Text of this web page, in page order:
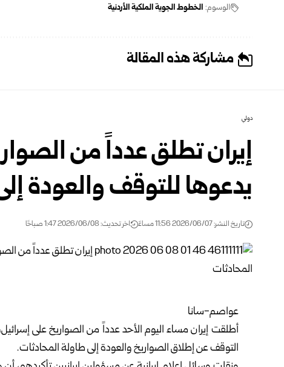
الوسوم: الخطوط الجوية الملكية الأردنية
مشاركة هذه المقالة
دولي
إيران تطلق عدداً من
يدعوها للتوقف والعودة
تاريخ النشر: 2026/06/07 11:56 مساءً اخر تحديث: 2026/06/08 1:47 صباحًا
عواصم-سانا
أطلقت إيران مساء اليوم الأحد عدداً من الصواريخ على
التوقف عن إطلاق الصواريخ والعودة إلى طاولة المحادثات.